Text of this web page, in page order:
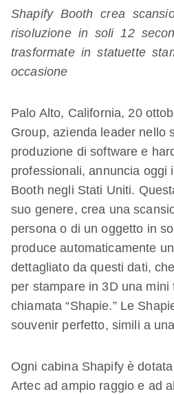
Shapify Booth crea
risoluzione in soli 12
trasformate in statuette
occasione
Palo Alto, California, 20
Group, azienda leader nello
produzione di software e
professionali, annuncia oggi
Booth negli Stati Uniti.
suo genere, crea una
persona o di un oggetto in
produce automaticamente
dettagliato da questi dati,
per stampare in 3D una mini
chiamata “Shapie.” Le
souvenir perfetto, simili a
Ogni cabina Shapify è
Artec ad ampio raggio e ad